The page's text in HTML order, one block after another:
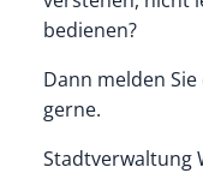
bedienen?
Dann melden
gerne.
Stadtverwaltung